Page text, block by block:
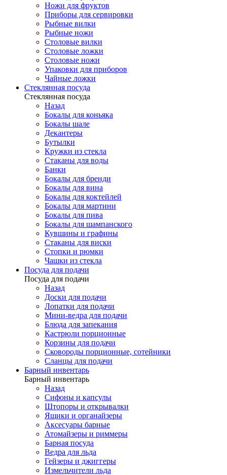
Ножи для фруктов
Приборы для сервировки
Рыбные вилки
Рыбные ножи
Столовые вилки
Столовые ложки
Столовые ножи
Упаковки для приборов
Чайные ложки
Стеклянная посуда
Стеклянная посуда
Назад
Бокалы для коньяка
Бокалы шале
Декантеры
Бутылки
Кружки из стекла
Стаканы для воды
Банки
Бокалы для бренди
Бокалы для вина
Бокалы для коктейлей
Бокалы для мартини
Бокалы для пива
Бокалы для шампанского
Кувшины и графины
Стаканы для виски
Стопки и рюмки
Чашки из стекла
Посуда для подачи
Посуда для подачи
Назад
Доски для подачи
Лопатки для подачи
Мини-ведра для подачи
Блюда для запекания
Кастрюли порционные
Корзины для подачи
Сковороды порционные, сотейники
Сланцы для подачи
Барный инвентарь
Барный инвентарь
Назад
Сифоны и капсулы
Штопоры и открывалки
Ящики и органайзеры
Аксесуары барные
Атомайзеры и риммеры
Барная посуда
Ведра для льда
Гейзеры и джиггеры
Измельчители льда